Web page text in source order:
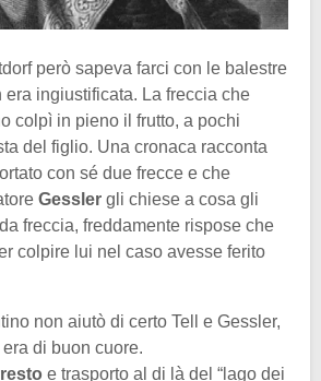
però sapeva farci con le balestre
era ingiustificata. La freccia che
colpì in pieno il frutto, a pochi
del figlio. Una cronaca racconta
con sé due frecce e che
Gessler gli chiese a cosa gli
freccia, freddamente rispose che
colpire lui nel caso avesse ferito
non aiutò di certo Tell e Gessler,
di buon cuore.
e trasporto al di là del “lago dei